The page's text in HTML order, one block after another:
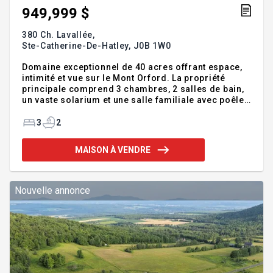
949,999 $
380 Ch. Lavallée,
Ste-Catherine-De-Hatley, J0B 1W0
Domaine exceptionnel de 40 acres offrant espace,
intimité et vue sur le Mont Orford. La propriété
principale comprend 3 chambres, 2 salles de bain,
un vaste solarium et une salle familiale avec poêle
plantation d'épinettes, un étang privé, un camping
plusieurs dépendances, dont un hangar de 125 x 42
pi, un garage double avec atelier et une ancienne
Sherbrooke et de Magog. Addenda :Bâ
3 2
MAISON À VENDRE
Nouvelle annonce